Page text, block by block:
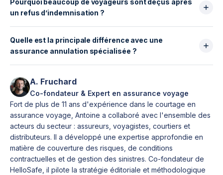
réellement protégée.
des situations anticipables.
réservation.
Certaines conditions prévoient que la garantie
annulation doit être souscrite dans un délai précis
avant le départ (souvent plus de 2 jours).
Ce n’est donc pas une solution très flexible si vous
Pourquoi beaucoup de voyageurs sont déçus après
un refus d’indemnisation ?
Parce que :
Les motifs sont contractuellement encadrés.
Les exclusions médicales sont strictes.
Les preuves demandées sont précises (certificat
Le plafond peut être inférieur au montant total du
voyage.
Ce n’est pas une mauvaise assurance — mais elle est
plus restrictive qu’on ne l’imagine au moment du
Quelle est la principale différence avec une
assurance annulation spécialisée ?
C’est la logique de couverture.
Chez easyJet :
Vous protégez le billet acheté.
Le plafond est fixe.
Les motifs sont listés.
Avec une assurance spécialisée (comme celles
distribuées via HelloSafe) :
Vous déclarez le montant total du voyage.
Le remboursement peut aller jusqu’à 100 % du
montant déclaré.
A. Fruchard
Co-fondateur & Expert en assurance voyage
Fort de plus de 11 ans d'expérience dans le courtage en
assurance voyage, Antoine a collaboré avec l'ensemble des
acteurs du secteur : assureurs, voyagistes, courtiers et
distributeurs. Il a développé une expertise approfondie en
matière de couverture des risques, de conditions
contractuelles et de gestion des sinistres. Co-fondateur de
HelloSafe, il pilote la stratégie éditoriale et méthodologique